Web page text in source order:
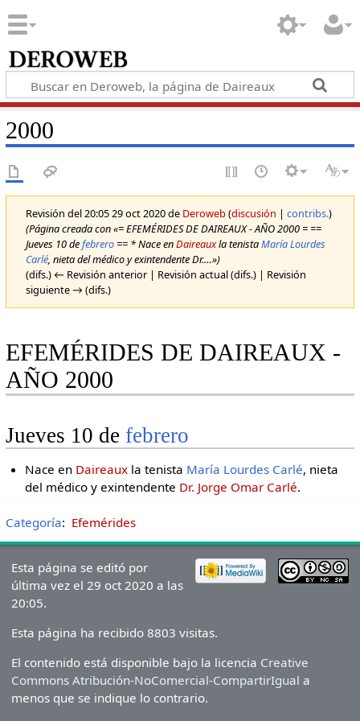
2000
Revisión del 20:05 29 oct 2020 de Deroweb(discusión | contribs.)
(Página creada con «= EFEMÉRIDES DE DAIREAUX - AÑO 2000 = ==
Jueves 10 defebrero== * Nace enDaireauxla tenistaMaría Lourdes
Carlé, nieta del médico y exintendente Dr.…»)
(difs.) ← Revisión anterior | Revisión actual (difs.) | Revisión
siguiente → (difs.)
EFEMÉRIDES DE DAIREAUX -
AÑO 2000
Jueves 10 de febrero
Nace en Daireaux la tenista María Lourdes Carlé, nieta
del médico y exintendente Dr. Jorge Omar Carlé.
Categoría: Efemérides
Esta página se editó por
última vez el 29 oct 2020 a las
20:05.
Esta página ha recibido 8803 visitas.
El contenido está disponible bajo la licencia Creative
Commons Atribución-NoComercial-CompartirIgual a
menos que se indique lo contrario.